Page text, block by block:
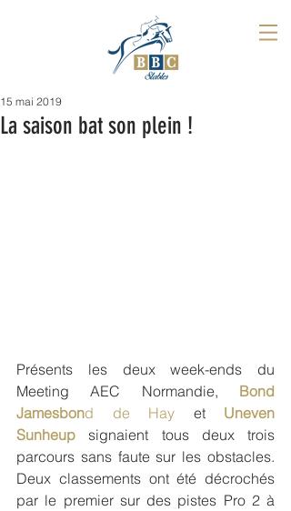
La saison bat son plein !
15 mai 2019
Présents les deux week-ends du
Meeting AEC Normandie, Bond
Jamesbond de Hay et Uneven
Sunheup signaient tous deux trois
parcours sans faute sur les obstacles.
Deux classements ont été décrochés
par le premier sur des pistes Pro 2 à